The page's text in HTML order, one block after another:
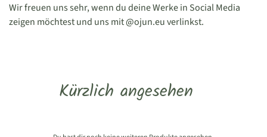
Wir freuen uns sehr, wenn du deine Werke in Social Media
zeigen möchtest und uns mit @ojun.eu verlinkst.
Kürzlich angesehen